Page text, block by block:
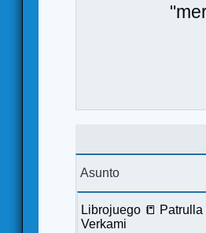
Asunto
Librojuego 📒
Verkami